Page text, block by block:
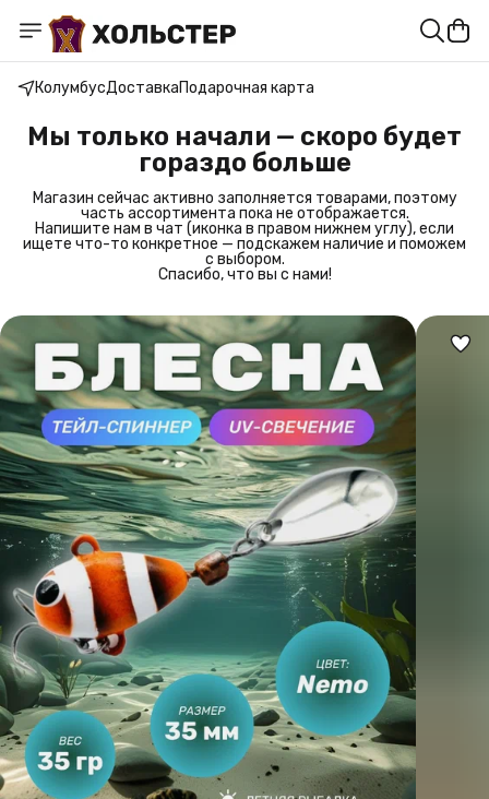
КолумбусДоставкаПодарочная карта
Мы только начали — скоро будет
гораздо больше
Магазин сейчас активно заполняется товарами, поэтому
часть ассортимента пока не отображается.
Напишите нам в чат (иконка в правом нижнем углу), если
ищете что-то конкретное — подскажем наличие и поможем
с выбором.
Спасибо, что вы с нами!